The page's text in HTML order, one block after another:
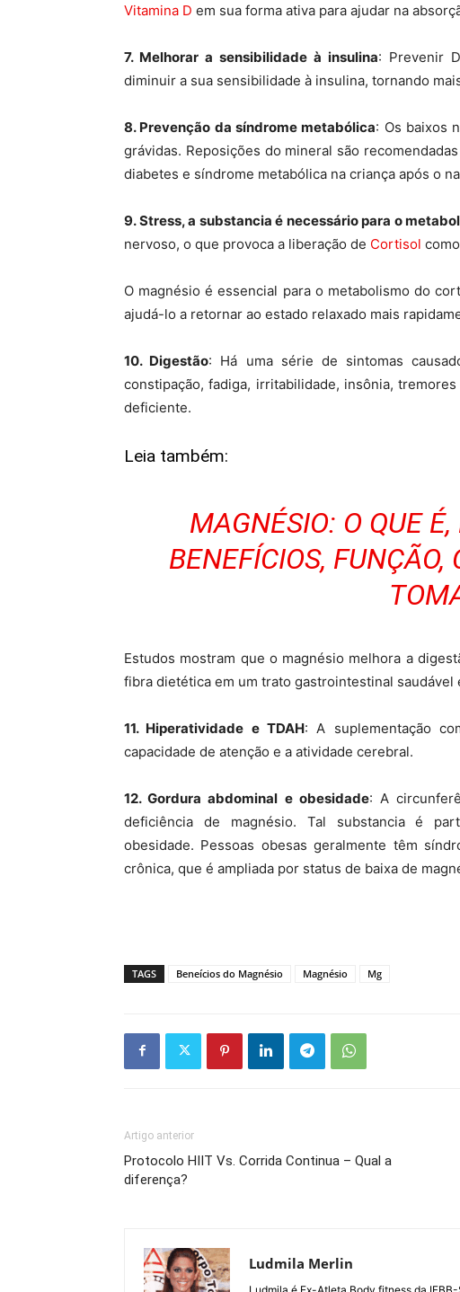
Vitamina D em sua forma ativa para ajudar na
7. Melhorar a sensibilidade à insulina: Prevenir
diminuir a sua sensibilidade à insulina, tornando
8. Prevenção da síndrome metabólica: Os baixos
grávidas. Reposições do mineral são
diabetes e síndrome metabólica na criança após o
9. Stress, a substancia é necessário para o
nervoso, o que provoca a liberação de Cortisol
O magnésio é essencial para o metabolismo do
ajudá-lo a retornar ao estado relaxado mais
10. Digestão: Há uma série de sintomas
constipação, fadiga, irritabilidade, insônia,
deficiente.
Leia também:
MAGNÉSIO: O QUE
BENEFÍCIOS, FUNÇÃO,
Estudos mostram que o magnésio melhora a
fibra dietética em um trato gastrointestinal
11. Hiperatividade e TDAH: A suplementação
capacidade de atenção e a atividade cerebral.
12. Gordura abdominal e obesidade: A
deficiência de magnésio. Tal substancia é
obesidade. Pessoas obesas geralmente têm
crônica, que é ampliada por status de baixa de
TAGS Beneícios do Magnésio Magnésio Mg
Artigo anterior
Protocolo HIIT Vs. Corrida Continua – Qual a
diferença?
Ludmila Merlin